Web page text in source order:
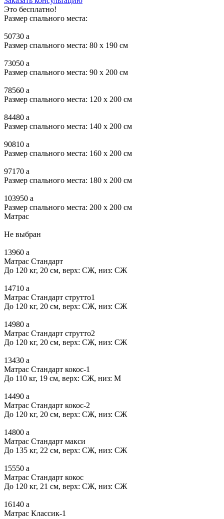
Это бесплатно!
Размер спального места:
50730 a
Размер спального места: 80 x 190 см
73050 a
Размер спального места: 90 x 200 см
78560 a
Размер спального места: 120 x 200 см
84480 a
Размер спального места: 140 x 200 см
90810 a
Размер спального места: 160 x 200 см
97170 a
Размер спального места: 180 x 200 см
103950 a
Размер спального места: 200 x 200 см
Матрас
Не выбран
13960 a
Матрас Стандарт
До 120 кг, 20 см, верх: СЖ, низ: СЖ
14710 a
Матрас Стандарт струтто1
До 120 кг, 20 см, верх: СЖ, низ: СЖ
14980 a
Матрас Стандарт струтто2
До 120 кг, 20 см, верх: СЖ, низ: СЖ
13430 a
Матрас Стандарт кокос-1
До 110 кг, 19 см, верх: СЖ, низ: М
14490 a
Матрас Стандарт кокос-2
До 120 кг, 20 см, верх: СЖ, низ: СЖ
14800 a
Матрас Стандарт макси
До 135 кг, 22 см, верх: СЖ, низ: СЖ
15550 a
Матрас Стандарт кокос
До 120 кг, 21 см, верх: СЖ, низ: СЖ
16140 a
Матрас Классик-1